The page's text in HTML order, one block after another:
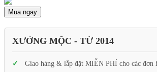
Mua ngay
XƯỞNG MỘC - TỪ 2014
Giao hàng & lắp đặt MIỄN PHÍ cho các đơn